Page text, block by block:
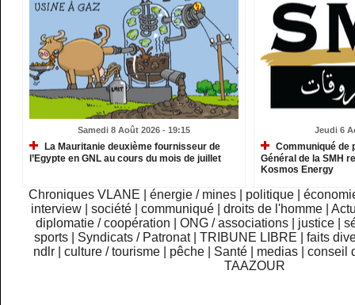
Samedi 8 Août 2026 - 19:15
La Mauritanie deuxième fournisseur de
l’Egypte en GNL au cours du mois de juillet
Jeudi 6
Communiqué de
Général de la SMH
Kosmos Energy
Chroniques VLANE énergie / mines politique
interview
|société |communiqué |droits de l'homme |
diplomatie / coopération
ONG / associations justice
sports
Syndicats / Patronat TRIBUNE LIBRE
faits
ndlr
|culture / tourisme pêche Santé medias |conseil
TAAZOUR